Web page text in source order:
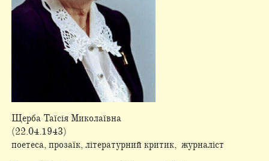
Щерба Таїсія Миколаївна
(22.04.1943)
поетеса, прозаїк, літературний критик, журналіст